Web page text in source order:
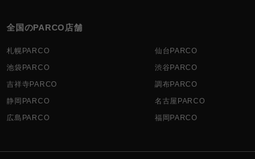
全国のPARCO店舗
札幌PARCO 仙台PARCO
池袋PARCO
渋谷PARCO
吉祥寺PARCO
調布PARCO
静岡PARCO
名古屋PARCO
広島PARCO
福岡PARCO